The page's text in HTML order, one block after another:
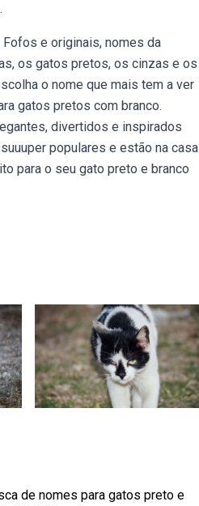
Fofos e originais, nomes da
os gatos pretos, os cinzas e os
o nome que mais tem a ver
gatos pretos com branco.
divertidos e inspirados
populares e estão na casa
para o seu gato preto e branco
de nomes para gatos preto e